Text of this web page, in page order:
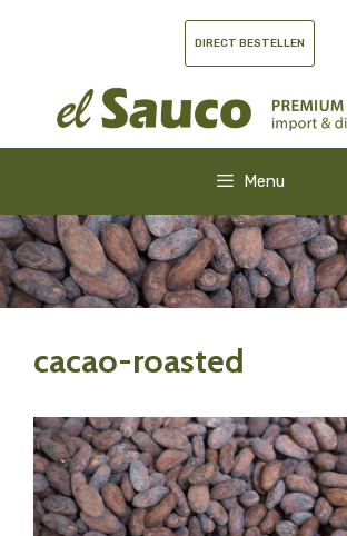
DIRECT BESTELLEN
Menu
cacao-roasted